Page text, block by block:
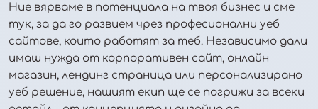
Ние вярваме в потенциала на твоя бизнес и сме
тук, за да го развием чрез професионални уеб
сайтове, които работят за теб. Независимо дали
имаш нужда от корпоративен сайт, онлайн
магазин, лендинг страница или персонализирано
уеб решение, нашият екип ще се погрижи за всеки